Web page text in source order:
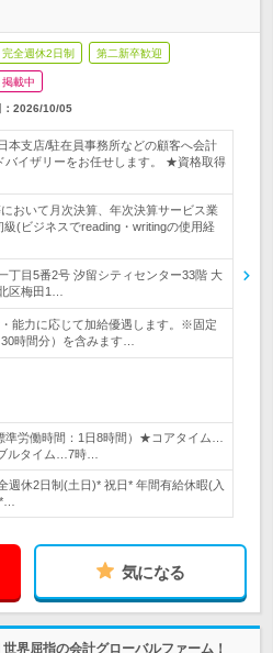
完全週休2日制 第二新卒歓迎
載中
2026/10/05
本支店/駐在員事務所などの顧客へ会計
バイザリーをお任せします。 ★資格取得
おいて月次決算、年次決算サービス業
(ビジネスでreading・writingの使用経
丁目5番2号 汐留シティセンター33階 大
区梅田1…
能力に応じて加給優遇します。※固定
時間分）を含みます…
準労働時間：1日8時間）★コアタイム…
ルタイム…7時…
週休2日制(土日)* 祝日* 年間有給休暇(入
気になる
界屈指の会計グローバルファーム！